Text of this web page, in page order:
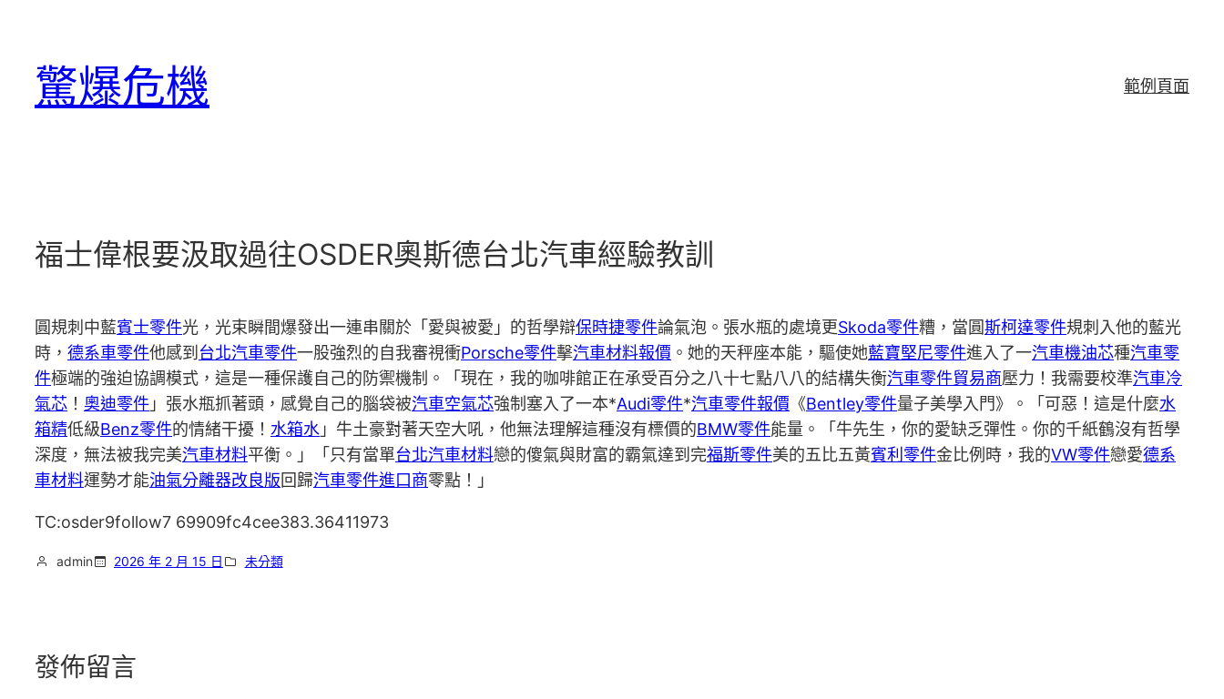
驚爆危機 範例頁面
福士偉根要汲取過往OSDER奧斯德台北汽車經驗教訓
圓規刺中藍賓士零件光，光束瞬間爆發出一連串關於「愛與被愛」的哲學辯保時捷零件論氣泡。張水瓶的處境更Skoda零件糟，當圓斯柯達零件規刺入他的藍光
時， 德系車零件他感到 台北汽車零件一股強烈的自我審視衝Porsche零件擊汽車材料報價 。她的天秤座本能，驅使她藍寶堅尼零件進入了一汽車機油芯種汽車零
件極端的強迫協調模式，這是一種保護自己的防禦機制。「現在，我的咖啡館正在承受百分之八十七點八八的結構失衡汽車零件貿易商壓力！我需要校準汽車冷
氣芯 ！ 奧迪零件 」張水瓶抓著頭，感覺自己的腦袋被汽車空氣芯強制塞入了一本*Audi零件*汽車零件報價 《Bentley零件量子美學入門》。「可惡！這是什麼水
箱精低級Benz零件的情緒干擾！ 水箱水 」牛土豪對著天空大吼，他無法理解這種沒有標價的BMW零件能量。「牛先生，你的愛缺乏彈性。你的千紙鶴沒有哲學
深度，無法被我完美汽車材料平衡。」「只有當單台北汽車材料戀的傻氣與財富的霸氣達到完福斯零件美的五比五黃賓利零件金比例時，我的VW零件戀愛德系
車材料運勢才能油氣分離器改良版回歸汽車零件進口商零點！」
TC:osder9follow7 69909fc4cee383.36411973
admin 2026 年 2 月 15 日 未分類
發佈留言